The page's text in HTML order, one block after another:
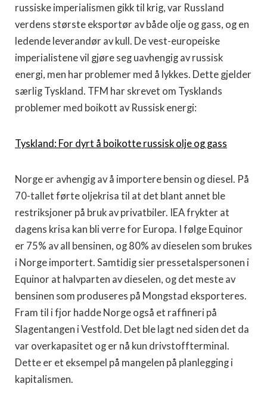
russiske imperialismen gikk til krig, var Russland
verdens største eksportør av både olje og gass, og en
ledende leverandør av kull. De vest-europeiske
imperialistene vil gjøre seg uavhengig av russisk
energi, men har problemer med å lykkes. Dette gjelder
særlig Tyskland. TFM har skrevet om Tysklands
problemer med boikott av Russisk energi:
Tyskland: For dyrt å boikotte russisk olje og gass
Norge er avhengig av å importere bensin og diesel. På
70-tallet førte oljekrisa til at det blant annet ble
restriksjoner på bruk av privatbiler. IEA frykter at
dagens krisa kan bli verre for Europa. I følge Equinor
er 75% av all bensinen, og 80% av dieselen som brukes
i Norge importert. Samtidig sier pressetalspersonen i
Equinor at halvparten av dieselen, og det meste av
bensinen som produseres på Mongstad eksporteres.
Fram til i fjor hadde Norge også et raffineri på
Slagentangen i Vestfold. Det ble lagt ned siden det da
var overkapasitet og er nå kun drivstoffterminal.
Dette er et eksempel på mangelen på planlegging i
kapitalismen.